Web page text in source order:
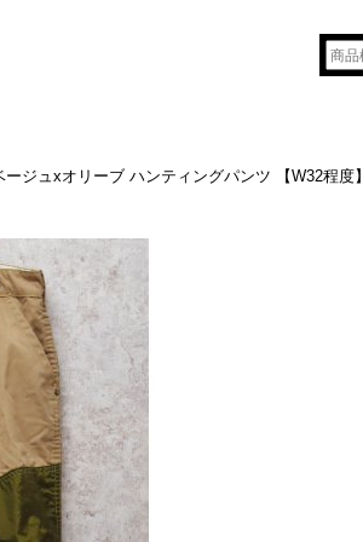
ジュxオリーブ ハンティングパンツ 【W32程度】